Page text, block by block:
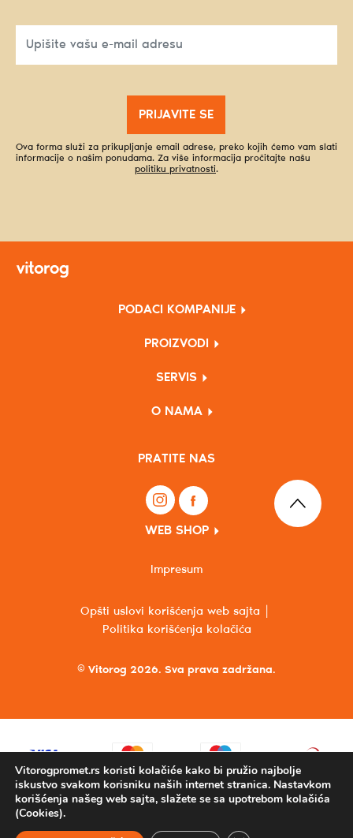
PRIJAVITE SE
Ova forma služi za prikupljanje email adrese, preko kojih ćemo vam slati
informacije o našim ponudama. Za više informacija pročitajte našu
politiku privatnosti.
PODACI KOMPANIJE
PROIZVODI
SERVIS
O NAMA
PRATITE NAS
WEB SHOP
© Vitorog 2026. Sva prava zadržana.
Opšti uslovi korišćenja web sajta
Politika korišćenja kolačića
Impresum
Vitorogpromet.rs koristi kolačiće kako bi pružio najbolje
iskustvo svakom korisniku naših internet stranica. Nastavkom
korišćenja našeg web sajta, slažete se sa upotrebom kolačića
(Cookies).